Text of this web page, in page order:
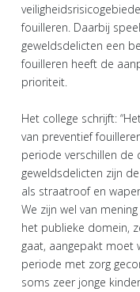
fouilleren. Daarbij
geweldsdelicten een
fouilleren heeft de
prioriteit.
Het college schrijft:
van preventief
periode verschillen de
geweldsdelicten zijn
als straatroof en
We zijn wel van
het publieke domein,
gaat, aangepakt moet
periode met zorg
soms zeer jonge